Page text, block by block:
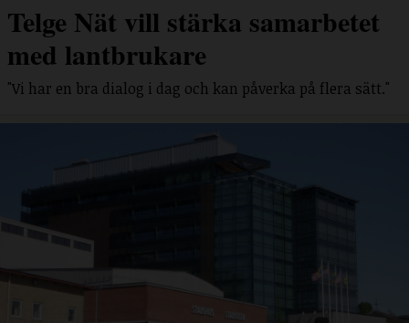
Telge Nät vill stärka samarbetet
med lantbrukare
"Vi har en bra dialog i dag och kan påverka på flera sätt."